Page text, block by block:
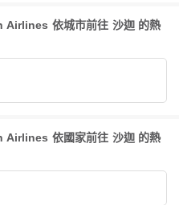
依城市前往 沙迦 的熱
依國家前往 沙迦 的熱